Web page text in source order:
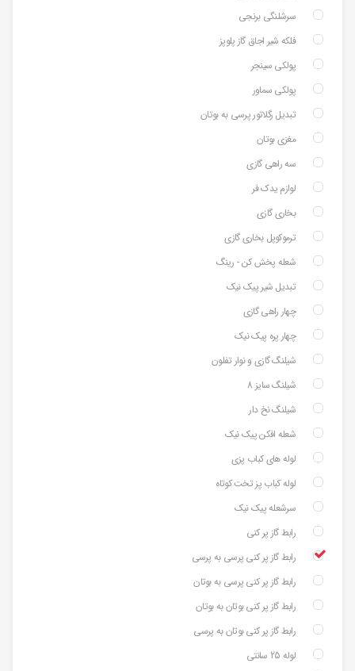
سرشلنگی برنجی
فلکه شیر اجاق گاز پلوپز
پولکی سینجر
پولکی سماور
تبدیل رگلاتور پرسی به بوتان
مغزی بوتان
سه راهی گازی
لوازم یدک فر
بخاری گازی
ترموکوپل بخاری گازی
شعله پخش کن - رینگ
تبدیل شیر پیک نیک
چهار راهی گازی
چهار پره پیک نیک
شیلنگ گازی و نوار تفلون
شیلنگ سایز 8
شیلنگ نخ دار
شعله افکن پیک نیک
لوله های کباب پزی
لوله کباب پز تخت کوتاه
سرشعله پیک نیک
رابط گاز پر کنی
رابط گاز پر کنی پرسی به پرسی
رابط گاز پر کنی پرسی به بوتان
رابط گاز پر کنی بوتان به بوتان
رابط گاز پر کنی بوتان به پرسی
لوله 25 سانتی